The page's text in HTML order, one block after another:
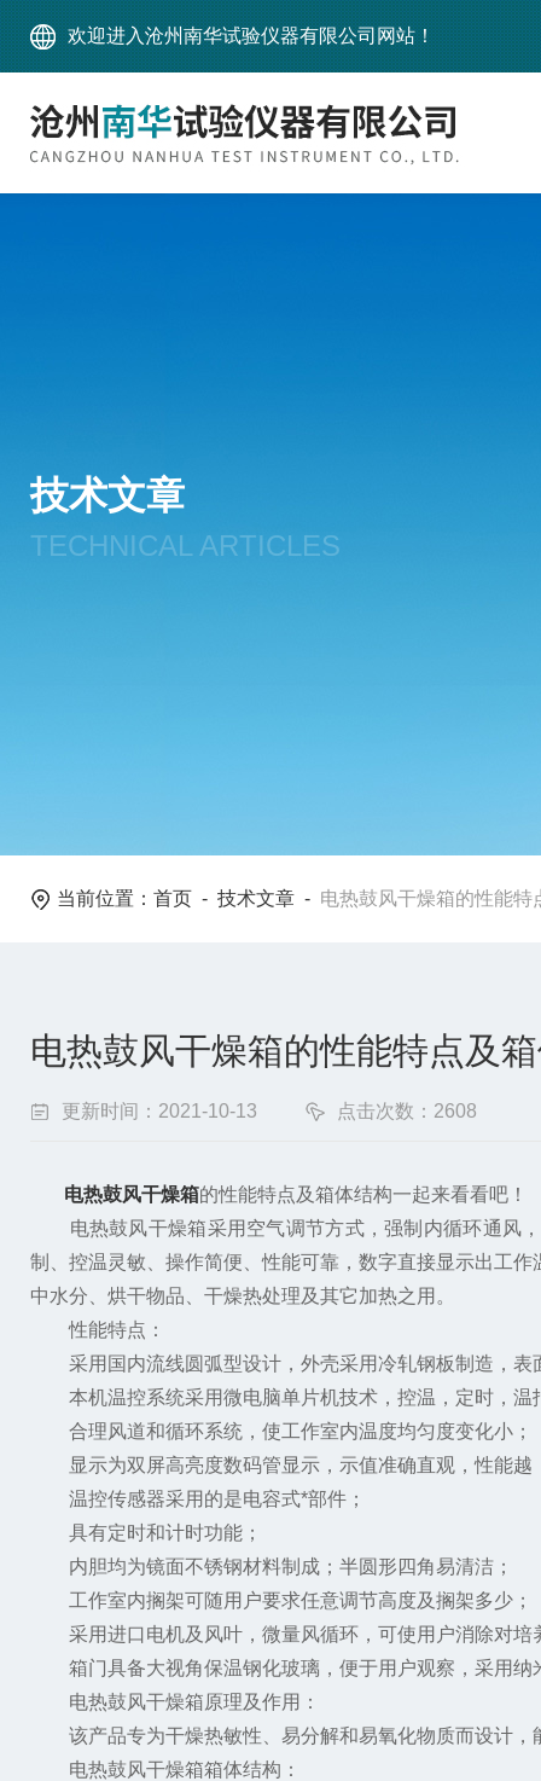
欢迎进入沧州南华试验仪器有限公司网站！
技术文章
TECHNICAL ARTICLES
当前位置： 首页 - 技术文章 - 电热鼓风干燥箱的性能特
电热鼓风干燥箱的性能特点及
更新时间：2021-10-13 点击次数：2608
电热鼓风干燥箱的性能特点及箱体结构一起来看看吧！
电热鼓风干燥箱采用空气调节方式，强制内循环通风，
制、控温灵敏、操作简便、性能可靠，数字直接显示出工
中水分、烘干物品、干燥热处理及其它加热之用。
性能特点：
采用国内流线圆弧型设计，外壳采用冷轧钢板制造，表
本机温控系统采用微电脑单片机技术，控温，定时，温
合理风道和循环系统，使工作室内温度均匀度变化小；
显示为双屏高亮度数码管显示，示值准确直观，性能越
温控传感器采用的是电容式*部件；
具有定时和计时功能；
内胆均为镜面不锈钢材料制成；半圆形四角易清洁；
工作室内搁架可随用户要求任意调节高度及搁架多少；
采用进口电机及风叶，微量风循环，可使用户消除对培
箱门具备大视角保温钢化玻璃，便于用户观察，采用纳
电热鼓风干燥箱原理及作用：
该产品专为干燥热敏性、易分解和易氧化物质而设计，
电热鼓风干燥箱箱体结构：